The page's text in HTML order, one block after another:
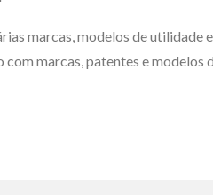
marcas, modelos de utilidade
com marcas, patentes e modelos